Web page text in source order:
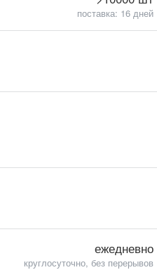
поставка: 16 дней
ежедневно
круглосуточно, без перерывов